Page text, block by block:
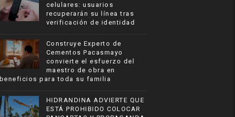
celulares: usuarios
recuperarán su línea tras
verificación de identidad
Construye Experto de
Cementos Pacasmayo
convierte el esfuerzo del
maestro de obra en
beneficios para toda su familia
HIDRANDINA ADVIERTE QUE
ESTÁ PROHIBIDO COLOCAR